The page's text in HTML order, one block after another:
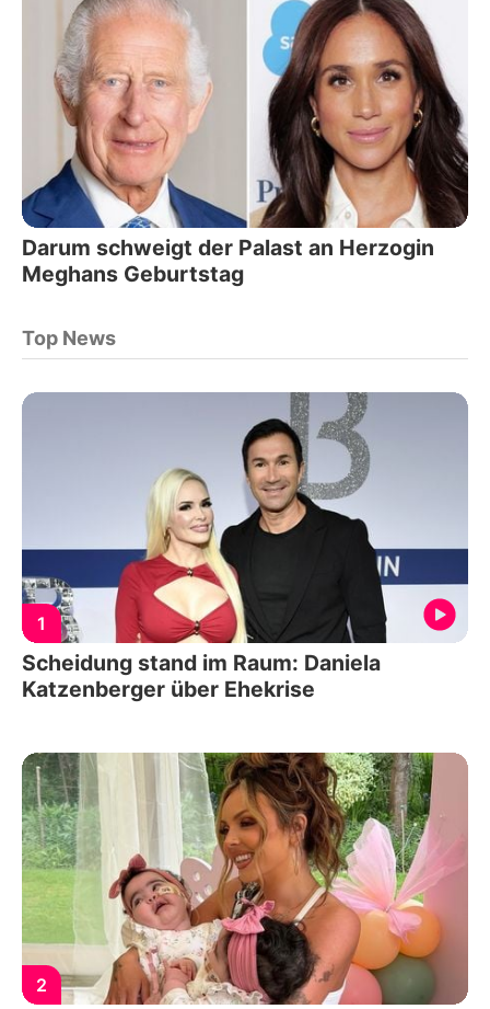
Darum schweigt der Palast an Herzogin
Meghans Geburtstag
Top News
1
Scheidung stand im Raum: Daniela
Katzenberger über Ehekrise
2